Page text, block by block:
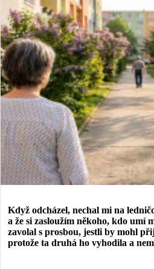
Když odcházel, nechal mi na
a že si zasloužím někoho, kdo umí
zavolal s prosbou, jestli by mohl
protože ta druhá ho vyhodila a